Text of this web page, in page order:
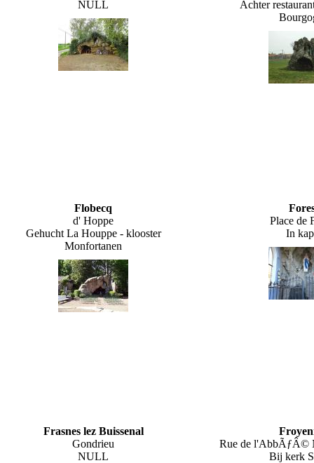
NULL
Achter
Flobecq
d' Hoppe
Gehucht La Houppe - klooster
Monfortanen
Place de
In
Frasnes lez Buissenal
Gondrieu
NULL
Rue de l'AbbÃƒÂ©
Bij kerk